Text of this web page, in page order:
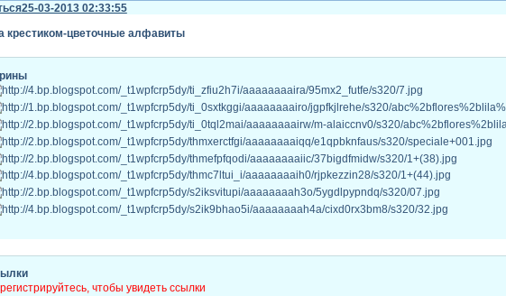
25-03-2013 02:33:55
крестиком-цветочные алфавиты
чтобы увидеть ссылки